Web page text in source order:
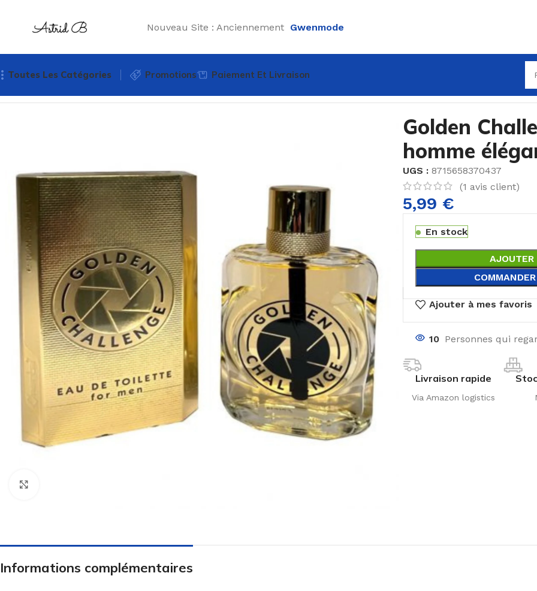
Nouveau Site : Anciennement Gwenmode
Toutes Les Catégories Promotions
Paiement Et Livraison
Golden Challenge Elixir for Men – Parfum homme élégant et puissant
Golden
homme
UGS : 8715658370437
(1 avis client)
5,99 €
En stock
AJOUTER
Ajouter à mes favoris
10 Personnes qui
Livraison rapide
Via Amazon logistics
Informations complémentaires